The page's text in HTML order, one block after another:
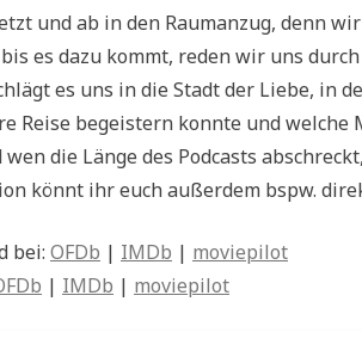
und ab in den Raumanzug, denn
bis es dazu kommt, reden wir uns
es uns in die Stadt der Liebe, in
Reise begeistern konnte und
die Länge des Podcasts
könnt ihr euch außerdem bspw.
bei: OFDb | IMDb | moviepilot
| IMDb | moviepilot